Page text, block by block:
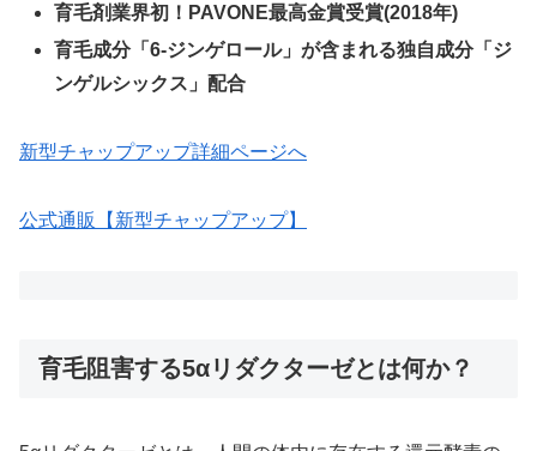
育毛剤業界初！PAVONE最高金賞受賞(2018年)
育毛成分「6-ジンゲロール」が含まれる独自成分「ジ
ンゲルシックス」配合
新型チャップアップ詳細ページへ
公式通販【新型チャップアップ】
育毛阻害する5αリダクターゼとは何か？